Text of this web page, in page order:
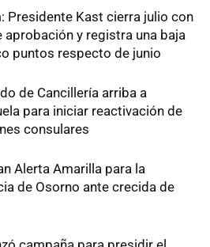
Presidente Kast cierra julio con
aprobación y registra una baja
puntos respecto de junio
de Cancillería arriba a
para iniciar reactivación de
consulares
Alerta Amarilla para la
de Osorno ante crecida de